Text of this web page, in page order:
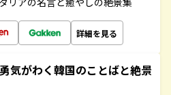
詳細を見る
気がわく韓国のことばと絶景